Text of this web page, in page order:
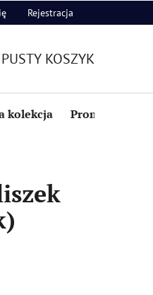
Rejestracja
PUSTY KOSZYK
kolekcja Promocje i